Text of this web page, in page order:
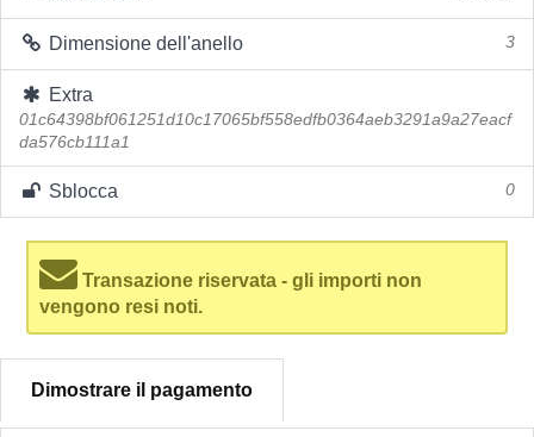
Dimensione dell'anello 3
Extra
01c64398bf061251d10c17065bf558edfb0364aeb3291a9a27eacf
da576cb111a1
Sblocca 0
Transazione riservata - gli importi non
vengono resi noti.
Dimostrare il pagamento